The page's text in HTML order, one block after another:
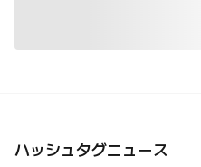
ハッシュタグニュース